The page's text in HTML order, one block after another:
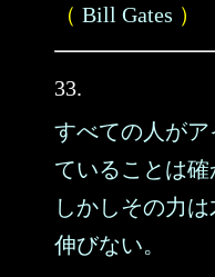
（ Bill Gates ）
33.
すべての人が
ていることは確
しかしその力
伸びない。